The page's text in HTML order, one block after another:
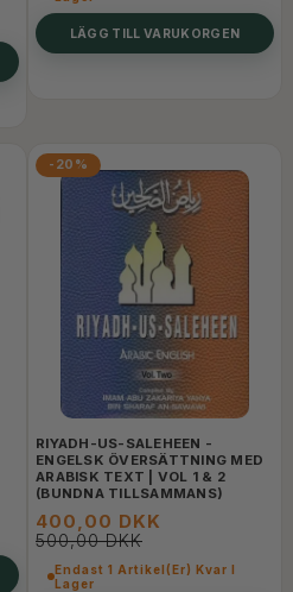
LÄGG TILL VARUKORGEN
-20%
RIYADH-US-SALEHEEN -
ENGELSK ÖVERSÄTTNING MED
ARABISK TEXT | VOL 1 & 2
(BUNDNA TILLSAMMANS)
400,00 DKK
500,00 DKK
Endast 1 Artikel(er) Kvar I
Lager